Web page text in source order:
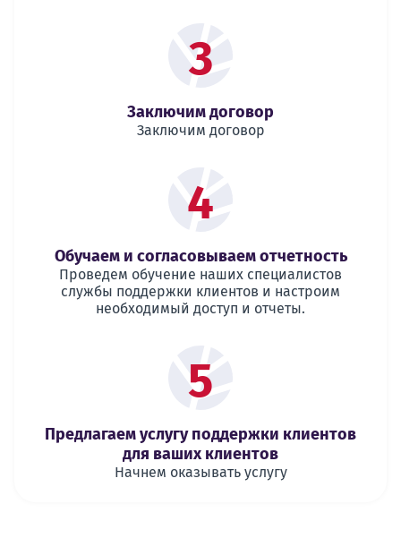
3
Заключим договор
Заключим договор
4
Обучаем и согласовываем отчетность
Проведем обучение наших специалистов
службы поддержки клиентов и настроим
необходимый доступ и отчеты.
5
Предлагаем услугу поддержки клиентов
для ваших клиентов
Начнем оказывать услугу